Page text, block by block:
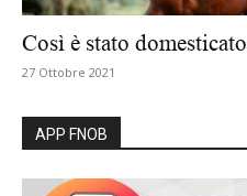
Così è stato
27 Ottobre 2021
APP FNOB